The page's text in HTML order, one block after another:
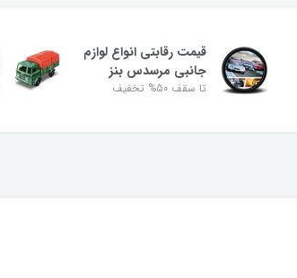
قیمت رقابتی انواع لوازم
جانبی مرسدس بنز
تا سقف 50% تخفیف